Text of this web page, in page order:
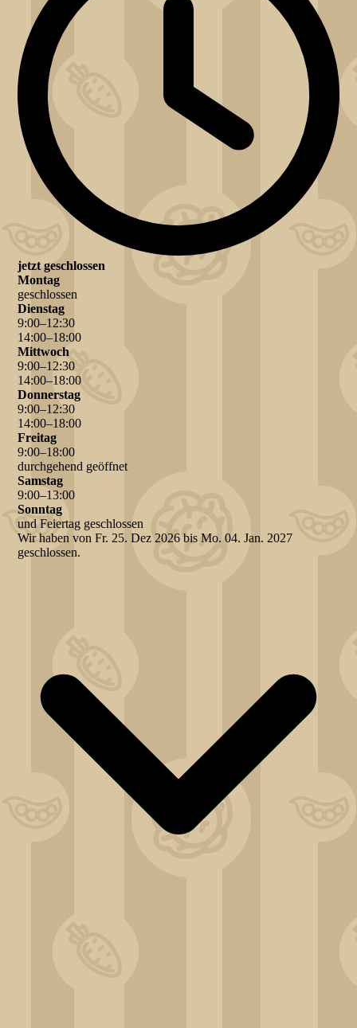
jetzt geschlossen
Montag
geschlossen
Dienstag
9:00–12:30
14:00–18:00
Mittwoch
9:00–12:30
14:00–18:00
Donnerstag
9:00–12:30
14:00–18:00
Freitag
9:00–18:00
durchgehend geöffnet
Samstag
9:00–13:00
Sonntag
und Feiertag geschlossen
Wir haben von Fr. 25. Dez 2026 bis Mo. 04. Jan. 2027
geschlossen.